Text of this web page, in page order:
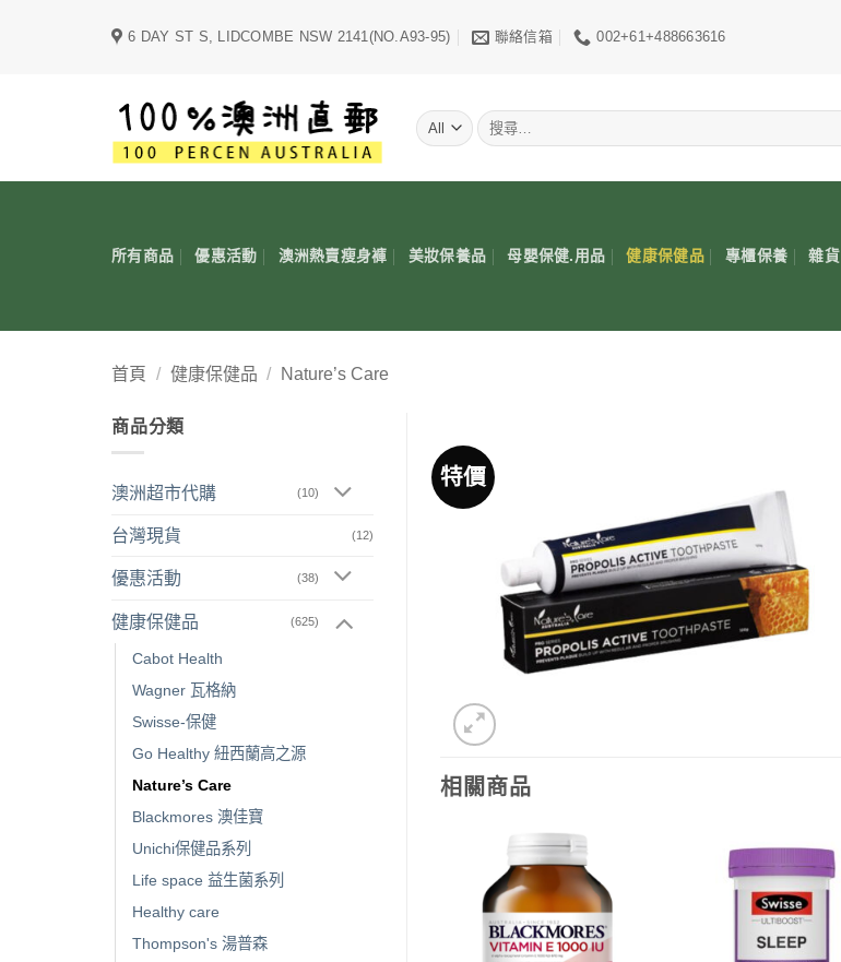
6 DAY ST S, LIDCOMBE NSW 2141(NO.A93-95) 聯絡信箱 002+61+488663616
搜
尋
鍵
所有商品 優惠活動 澳洲熱賣瘦身褲 美妝保養品 母嬰保健.用品 健康保健品 專櫃保養 雜貨
首頁 / 健康保健品 / Nature’s Care
商品分類
澳洲超市代購 (10)
台灣現貨 (12)
優惠活動 (38)
健康保健品 (625)
Cabot Health
Wagner 瓦格納
Swisse-保健
Go Healthy 紐西蘭高之源
Nature’s Care
Blackmores 澳佳寶
Unichi保健品系列
Life space 益生菌系列
Healthy care
Thompson's 湯普森
特價
相關商品